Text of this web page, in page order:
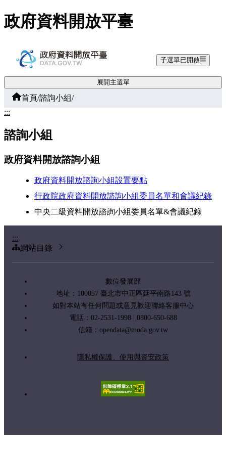
跳至主要內容
政府資料開放平臺
子選單已開啟
展開主選單
首頁/諮詢小組/
:::
諮詢小組
政府資料開放諮詢小組
政府資料開放諮詢小組設置要點
行政院政府資料開放諮詢小組委員名單和會議紀錄
中央二級資料開放諮詢小組委員名單&會議紀錄
:::
網站目錄
數位發展部
地址：100057 臺北市中正區延平南路143 號
如對本站有任何問題或意見歡迎聯絡客服中心
電話：02-2531-1998 | 0800-650-688
信箱： opendata@moda.gov.tw
隱私權保護、使用與資安政策